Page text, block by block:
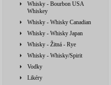
Whisky - Bourbon USA
Whiskey
Whisky - Whisky Canadian
Whisky - Whisky Japan
Whisky - Žitná - Rye
Whisky - Whisky/Spirit
Vodky
Likéry